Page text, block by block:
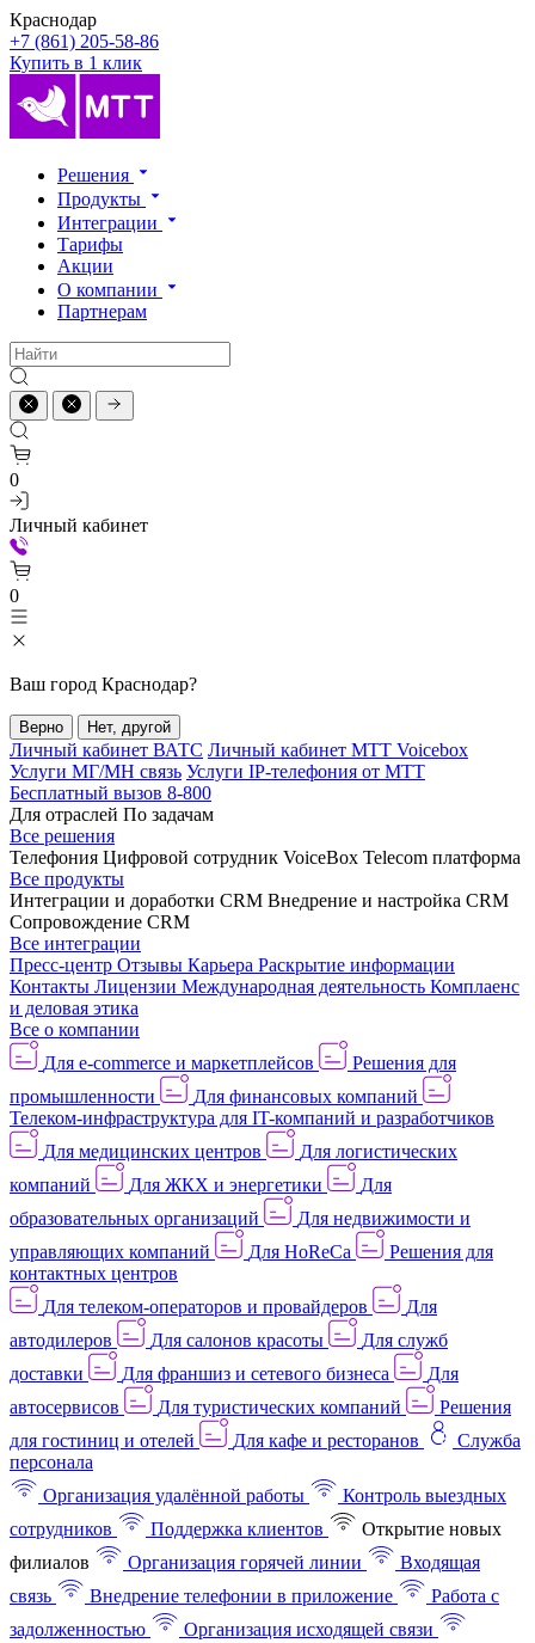
Краснодар
+7 (861) 205-58-86
Купить в 1 клик
Решения
Продукты
Интеграции
Тарифы
Акции
О компании
Партнерам
0
Личный кабинет
0
Ваш город Краснодар?
Верно Нет, другой
Личный кабинет ВАТС Личный кабинет МТТ Voicebox
Услуги МГ/МН связь Услуги IP-телефония от МТТ
Бесплатный вызов 8-800
Для отраслей По задачам
Все решения
Телефония Цифровой сотрудник VoiceBox Telecom платформа
Все продукты
Интеграции и доработки CRM Внедрение и настройка CRM
Сопровождение CRM
Все интеграции
Пресс-центр Отзывы Карьера Раскрытие информации
Контакты Лицензии Международная деятельность Комплаенс
и деловая этика
Все о компании
Для e-commerce и маркетплейсов
Решения для
промышленности
Для финансовых компаний
Телеком-инфраструктура для IT-компаний и разработчиков
Для медицинских центров
Для логистических
компаний
Для ЖКХ и энергетики
Для
образовательных организаций
Для недвижимости и
управляющих компаний
Для HoReCa
Решения для
контактных центров
Для телеком-операторов и провайдеров
Для
автодилеров
Для салонов красоты
Для служб
доставки
Для франшиз и сетевого бизнеса
Для
автосервисов
Для туристических компаний
Решения
для гостиниц и отелей
Для кафе и ресторанов
Служба
персонала
Организация удалённой работы
Контроль выездных
сотрудников
Поддержка клиентов
Открытие новых
филиалов
Организация горячей линии
Входящая
связь
Внедрение телефонии в приложение
Работа с
задолженностью
Организация исходящей связи